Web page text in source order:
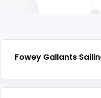
Fowey Gallants